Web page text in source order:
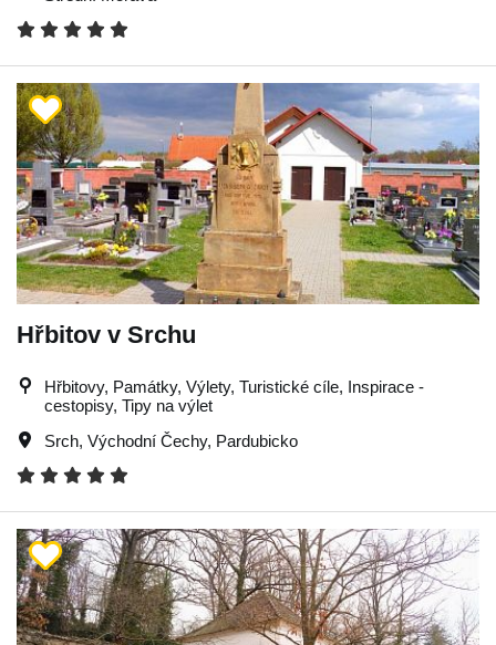
Hřbitov v Srchu
Hřbitovy, Památky, Výlety, Turistické cíle, Inspirace -
cestopisy, Tipy na výlet
Srch, Východní Čechy, Pardubicko